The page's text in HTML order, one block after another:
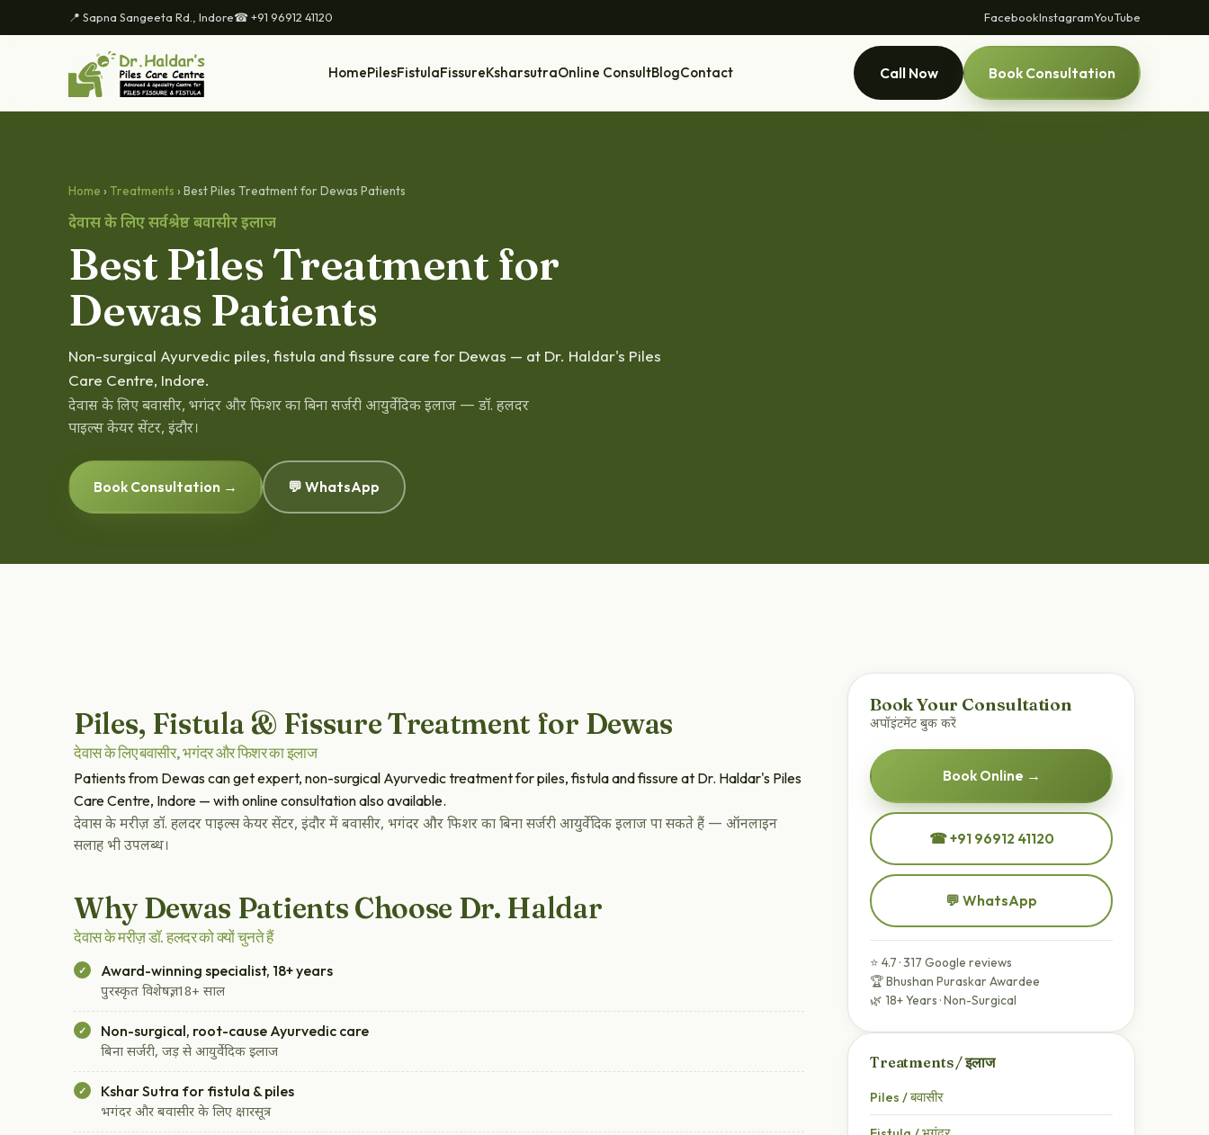
📍 Sapna Sangeeta Rd., Indore☎ +91 96912 41120 FacebookInstagramYouTube
HomePilesFistulaFissureKsharsutraOnline ConsultBlogContact Call Now Book Consultation
Home › Treatments › Best Piles Treatment for Dewas Patients
देवास के लिए सर्वश्रेष्ठ बवासीर इलाज
Best Piles Treatment for
Dewas Patients
Non-surgical Ayurvedic piles, fistula and fissure care for Dewas — at Dr. Haldar's Piles
Care Centre, Indore.
देवास के लिए बवासीर, भगंदर और फिशर का बिना सर्जरी आयुर्वेदिक इलाज — डॉ. हलदर
पाइल्स केयर सेंटर, इंदौर।
Book Consultation → 💬 WhatsApp
Piles, Fistula & Fissure Treatment for Dewas
देवास के लिए बवासीर, भगंदर और फिशर का इलाज
Patients from Dewas can get expert, non-surgical Ayurvedic treatment for piles, fistula and fissure at Dr. Haldar's Piles
Care Centre, Indore — with online consultation also available.
देवास के मरीज़ डॉ. हलदर पाइल्स केयर सेंटर, इंदौर में बवासीर, भगंदर और फिशर का बिना सर्जरी आयुर्वेदिक इलाज पा सकते हैं — ऑनलाइन
सलाह भी उपलब्ध।
Why Dewas Patients Choose Dr. Haldar
देवास के मरीज़ डॉ. हलदर को क्यों चुनते हैं
Award-winning specialist, 18+ years
पुरस्कृत विशेषज्ञ, 18+ साल
Non-surgical, root-cause Ayurvedic care
बिना सर्जरी, जड़ से आयुर्वेदिक इलाज
Kshar Sutra for fistula & piles
भगंदर और बवासीर के लिए क्षारसूत्र
Book Your Consultation
अपॉइंटमेंट बुक करें
Book Online →
☎ +91 96912 41120
💬 WhatsApp
⭐ 4.7 · 317 Google reviews
🏆 Bhushan Puraskar Awardee
🌿 18+ Years · Non-Surgical
Treatments / इलाज
Piles / बवासीर